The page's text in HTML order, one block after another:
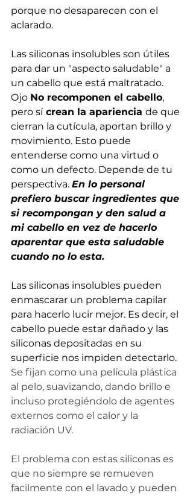
porque no desaparecen con el
aclarado.
Las siliconas insolubles son útiles
para dar un "aspecto saludable" a
un cabello que está maltratado.
Ojo No recomponen el cabello,
pero sí crean la apariencia de que
cierran la cutícula, aportan brillo y
movimiento. Esto puede
entenderse como una virtud o
como un defecto. Depende de tu
perspectiva. En lo personal
prefiero buscar ingredientes que
si recompongan y den salud a
mi cabello en vez de hacerlo
aparentar que esta saludable
cuando no lo esta.
Las siliconas insolubles pueden
enmascarar un problema capilar
para hacerlo lucir mejor. Es decir, el
cabello puede estar dañado y las
siliconas depositadas en su
superficie nos impiden detectarlo.
Se fijan como una película plástica
al pelo, suavizando, dando brillo e
incluso protegiéndolo de agentes
externos como el calor y la
radiación UV.
El problema con estas siliconas es
que no siempre se remueven
facilmente con el lavado y pueden